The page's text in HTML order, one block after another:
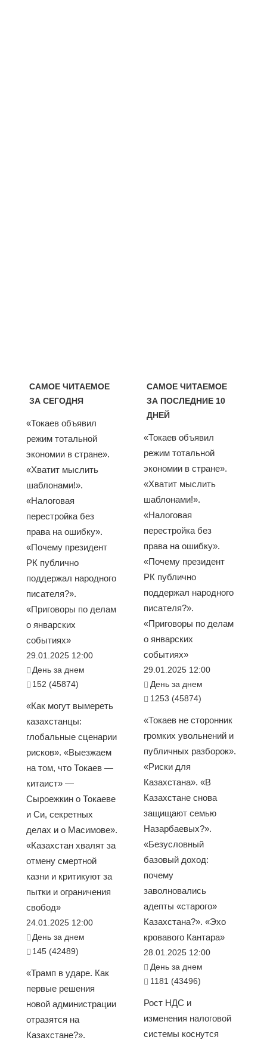
САМОЕ ЧИТАЕМОЕ
ЗА СЕГОДНЯ
«Токаев объявил
режим тотальной
экономии в стране».
«Хватит мыслить
шаблонами!».
«Налоговая
перестройка без
права на ошибку».
«Почему президент
РК публично
поддержал народного
писателя?».
«Приговоры по делам
о январских
событиях»
29.01.2025 12:00
День за днем
152 (45874)
«Как могут вымереть
казахстанцы:
глобальные сценарии
рисков». «Выезжаем
на том, что Токаев —
китаист» —
Сыроежкин о Токаеве
и Си, секретных
делах и о Масимове».
«Казахстан хвалят за
отмену смертной
казни и критикуют за
пытки и ограничения
свобод»
24.01.2025 12:00
День за днем
145 (42489)
«Трамп в ударе. Как
первые решения
новой администрации
отразятся на
Казахстане?».
САМОЕ ЧИТАЕМОЕ
ЗА ПОСЛЕДНИЕ 10
ДНЕЙ
«Токаев объявил
режим тотальной
экономии в стране».
«Хватит мыслить
шаблонами!».
«Налоговая
перестройка без
права на ошибку».
«Почему президент
РК публично
поддержал народного
писателя?».
«Приговоры по делам
о январских
событиях»
29.01.2025 12:00
День за днем
1253 (45874)
«Токаев не сторонник
громких увольнений и
публичных разборок».
«Риски для
Казахстана». «В
Казахстане снова
защищают семью
Назарбаевых?».
«Безусловный
базовый доход:
почему
заволновались
адепты «старого»
Казахстана?». «Эхо
кровавого Кантара»
28.01.2025 12:00
День за днем
1181 (43496)
Рост НДС и
изменения налоговой
системы коснутся